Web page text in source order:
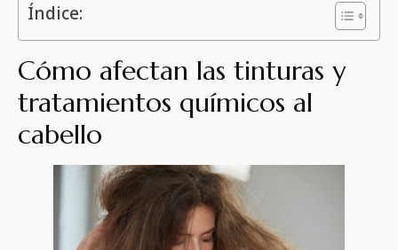
Índice:
Cómo afectan las tinturas y
tratamientos químicos al
cabello